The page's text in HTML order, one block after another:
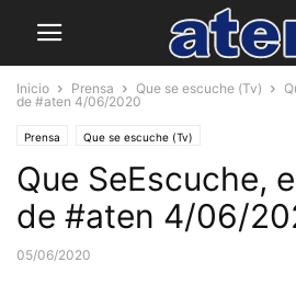
Inicio Prensa Que se escuche (Tv)
de #aten 4/06/2020
Prensa Que se escuche (Tv)
Que SeEscuche,
de #aten 4/06/
05/06/2020